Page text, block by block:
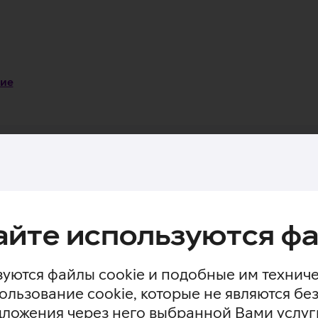
используются
файлы cookie и подобные им
cookie, которые не являются
через него выбранной Вами
телефона от царапин и ударов. Многослойная
визуальное впечатление для пользователя. Любая
устройства. Закаленное стекло выступает в роли
без ущерба для функциональности и внешнего вида
пальцев.